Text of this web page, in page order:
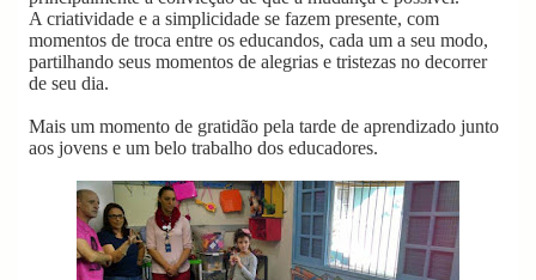
A criatividade e a simplicidade se fazem presente, com
momentos de troca entre os educandos, cada um a seu modo,
partilhando seus momentos de alegrias e tristezas no decorrer
de seu dia.
Mais um momento de gratidão pela tarde de aprendizado junto
aos jovens e um belo trabalho dos educadores.